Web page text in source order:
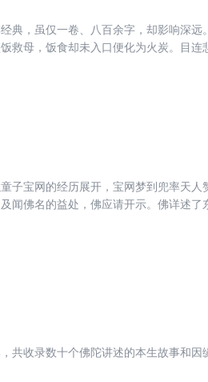
典，虽仅一卷、八百余字，却影响深
救母，饭食却未入口便化为火炭。目
子宝网的经历展开，宝网梦到兜率天
闻佛名的益处，佛应请开示。佛详述
共收录数十个佛陀讲述的本生故事和因